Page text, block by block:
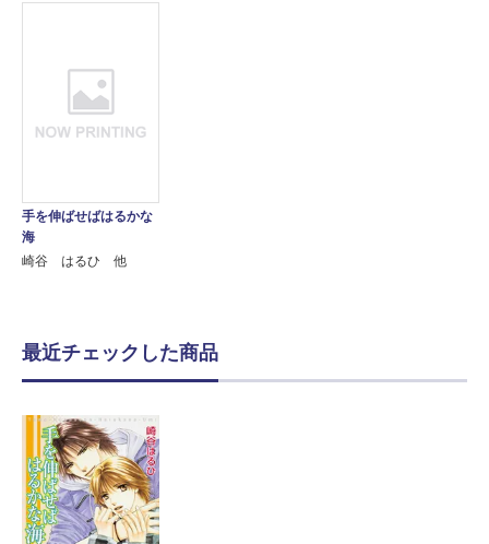
手を伸ばせばはるかな
海
崎谷 はるひ 他
最近チェックした商品